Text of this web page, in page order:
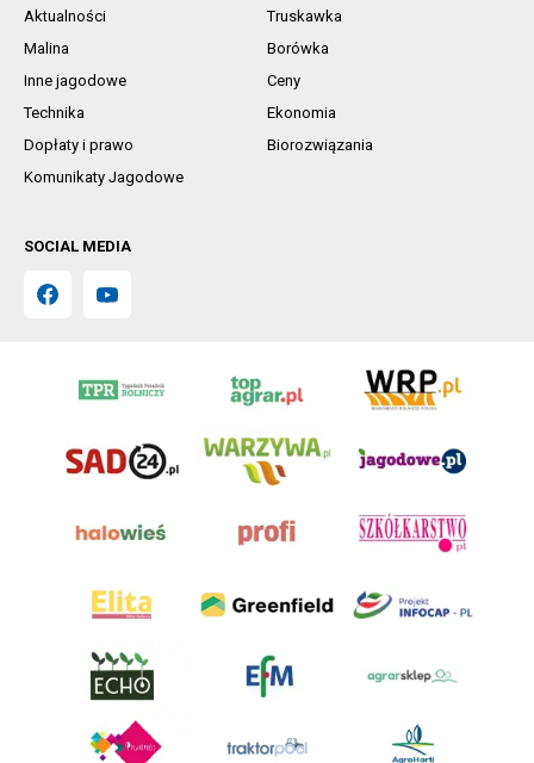
Aktualności
Truskawka
Malina
Borówka
Inne jagodowe
Ceny
Technika
Ekonomia
Dopłaty i prawo
Biorozwiązania
Komunikaty Jagodowe
SOCIAL MEDIA